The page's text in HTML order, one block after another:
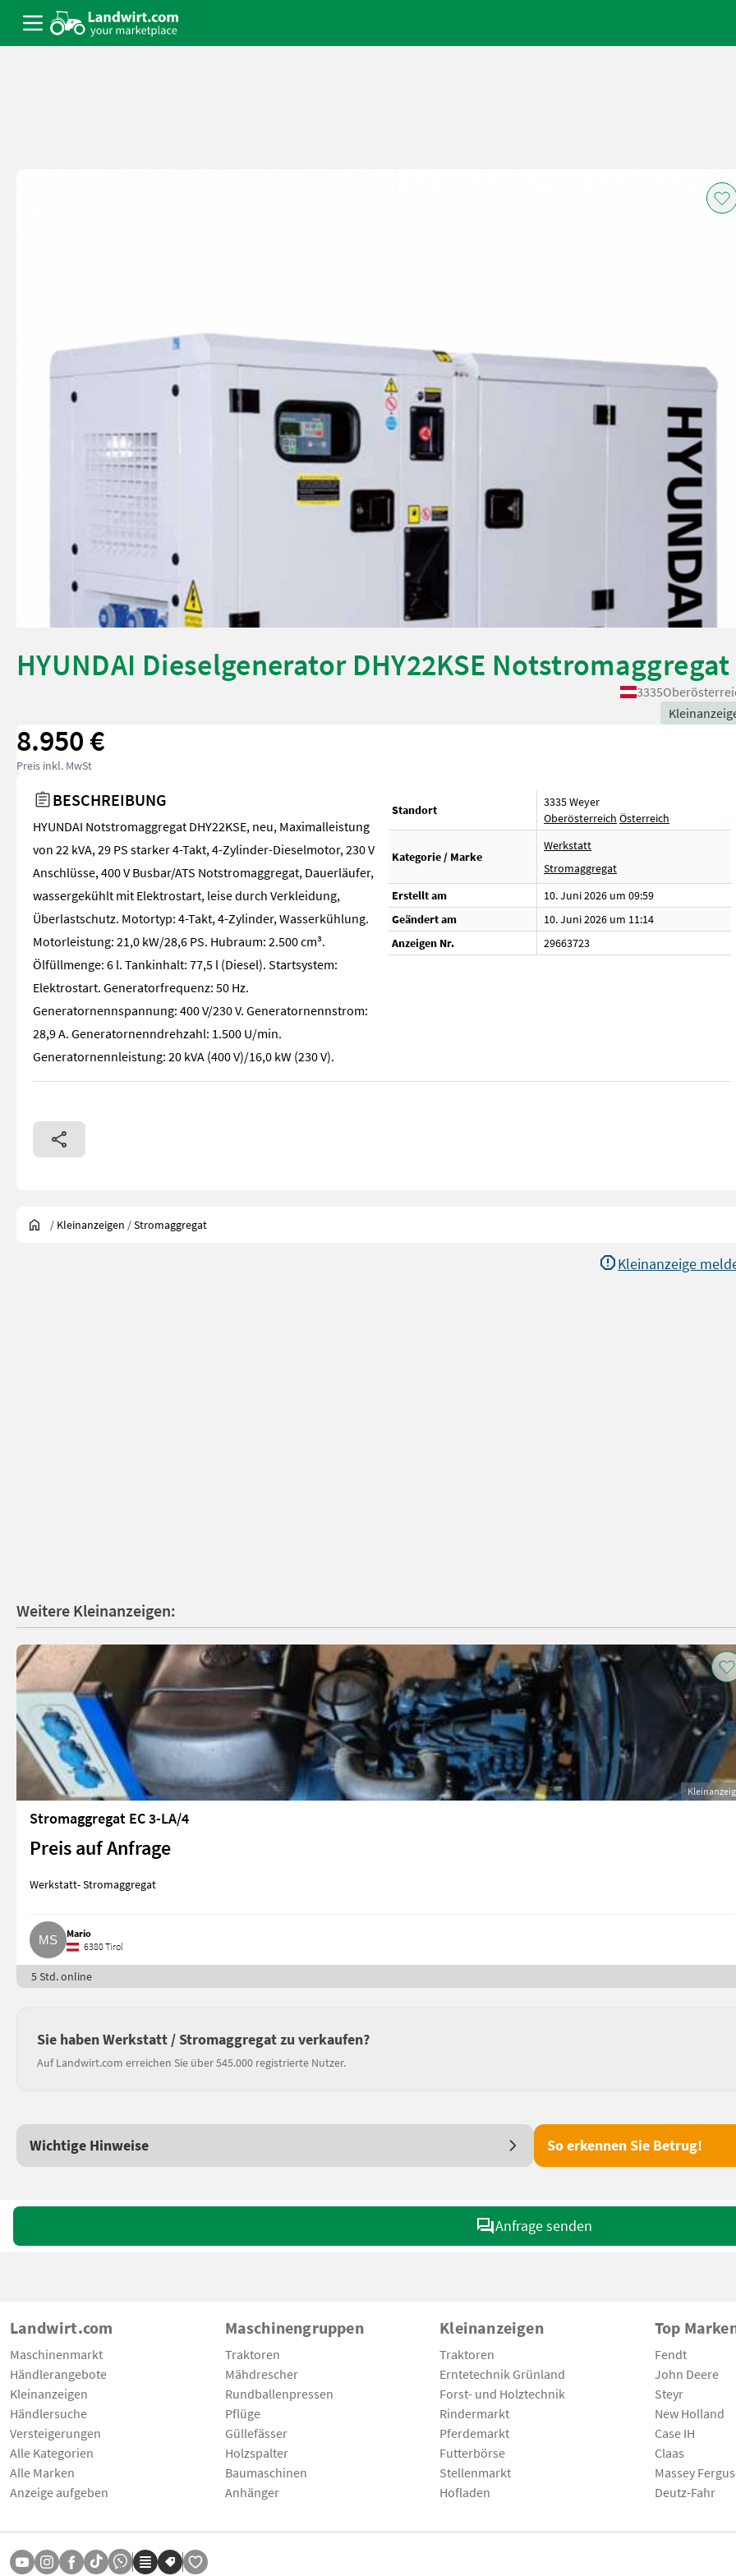
HYUNDAI Dieselgenerator DHY22KSE Notstromaggregat
3335
8.950 €
Preis inkl. MwSt
BESCHREIBUNG
HYUNDAI Notstromaggregat DHY22KSE, neu, Maximalleistung
von 22 kVA, 29 PS starker 4-Takt, 4-Zylinder-Dieselmotor, 230 V
Anschlüsse, 400 V Busbar/ATS Notstromaggregat, Dauerläufer,
wassergekühlt mit Elektrostart, leise durch Verkleidung,
Überlastschutz. Motortyp: 4-Takt, 4-Zylinder, Wasserkühlung.
Motorleistung: 21,0 kW/28,6 PS. Hubraum: 2.500 cm³.
Ölfüllmenge: 6 l. Tankinhalt: 77,5 l (Diesel). Startsystem:
Elektrostart. Generatorfrequenz: 50 Hz.
Generatornennspannung: 400 V/230 V. Generatornennstrom:
28,9 A. Generatornenndrehzahl: 1.500 U/min.
Generatornennleistung: 20 kVA (400 V)/16,0 kW (230 V).
Standort
3335 Weyer
Oberösterreich Österreich
Kategorie / Marke
Werkstatt
Stromaggregat
Erstellt am
10. Juni 2026 um 09:59
Geändert am
10. Juni 2026 um 11:14
Anzeigen Nr.
29663723
/ Kleinanzeigen /Stromaggregat
Kleinanzeige
Weitere Kleinanzeigen:
Stromaggregat EC 3-LA/4
Preis auf Anfrage
Werkstatt- Stromaggregat
Mario
6380 Tirol
5 Std. online
Sie haben Werkstatt / Stromaggregat zu verkaufen?
Auf Landwirt.com erreichen Sie über 545.000 registrierte Nutzer.
Wichtige Hinweise So erkennen Sie Betrug!
Anfrage senden
Landwirt.com
Maschinenmarkt
Händlerangebote
Kleinanzeigen
Händlersuche
Versteigerungen
Alle Kategorien
Alle Marken
Anzeige aufgeben
Maschinengruppen
Traktoren
Mähdrescher
Rundballenpressen
Pflüge
Güllefässer
Holzspalter
Baumaschinen
Anhänger
Kleinanzeigen
Traktoren
Erntetechnik Grünland
Forst- und Holztechnik
Rindermarkt
Pferdemarkt
Futterbörse
Stellenmarkt
Hofladen
Top
Fendt
John Deere
Steyr
New Holland
Case IH
Claas
Massey
Deutz-Fahr